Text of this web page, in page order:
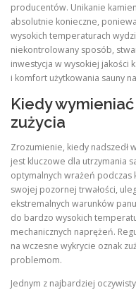
producentów. Unikanie
absolutnie konieczne,
wysokich temperaturach
niekontrolowany sposób,
inwestycja w wysokiej jakości
i komfort użytkowania sauny
Kiedy
zużycia
Zrozumienie, kiedy nadszedł
jest kluczowe dla utrzymania
optymalnych wrażeń podczas
swojej pozornej trwałości,
ekstremalnych warunków
do bardzo wysokich
mechanicznych naprężeń.
na wczesne wykrycie oznak
problemom.
Jednym z najbardziej